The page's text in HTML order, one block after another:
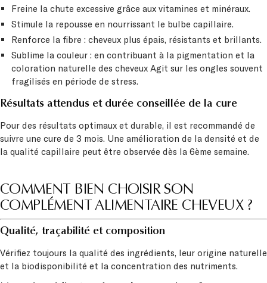
Freine la chute excessive grâce aux vitamines et minéraux.
Stimule la repousse en nourrissant le bulbe capillaire.
Renforce la fibre : cheveux plus épais, résistants et brillants.
Sublime la couleur : en contribuant à la pigmentation et la
coloration naturelle des cheveux Agit sur les ongles souvent
fragilisés en période de stress.
Résultats attendus et durée conseillée de la cure
Pour des résultats optimaux et durable, il est recommandé de
suivre une cure de 3 mois. Une amélioration de la densité et de
la qualité capillaire peut être observée dès la 6ème semaine.
COMMENT BIEN CHOISIR SON
COMPLÉMENT ALIMENTAIRE CHEVEUX ?
Qualité, traçabilité et composition
Vérifiez toujours la qualité des ingrédients, leur origine naturelle
et la biodisponibilité et la concentration des nutriments.